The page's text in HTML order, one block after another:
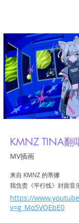
KMNZ TINA翻
MV插画
来自 KMNZ 的蒂娜
我负责《平行线》封面音
https://
v=g_Mo5VQEbE0